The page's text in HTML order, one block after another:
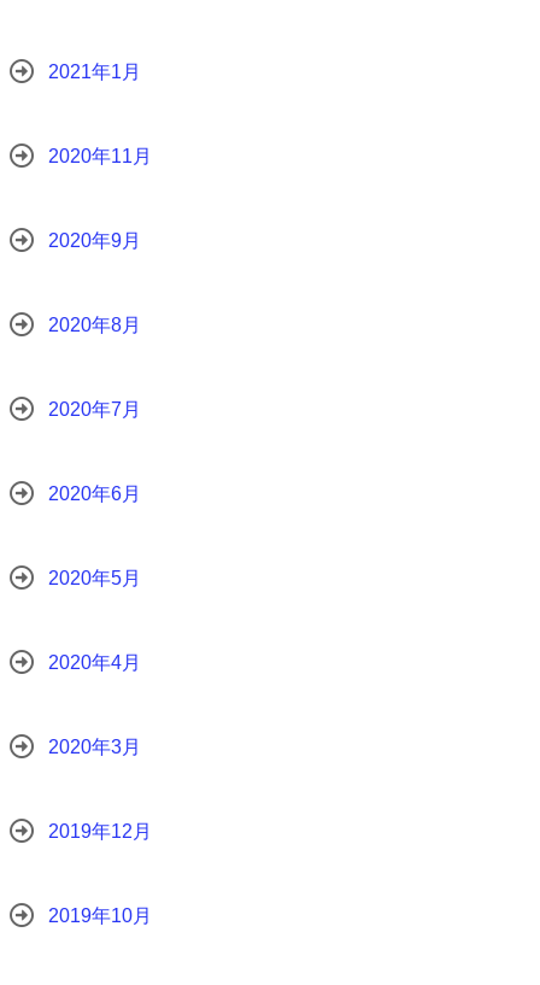
2021年1月
2020年11月
2020年9月
2020年8月
2020年7月
2020年6月
2020年5月
2020年4月
2020年3月
2019年12月
2019年10月